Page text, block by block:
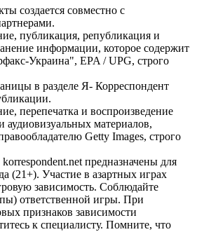
создается совместно с
публикация, републикация и
информации, которое содержит
Украина", EPA / UPG, строго
в разделе Я- Корреспондент
перепечатка и воспроизведение
аудиовизуальных материалов,
Getty Images, строго
предназначены для
(21+). Участие в азартных играх
зависимость. Соблюдайте
ответственной игры. При
признаков зависимости
к специалисту. Помните, что